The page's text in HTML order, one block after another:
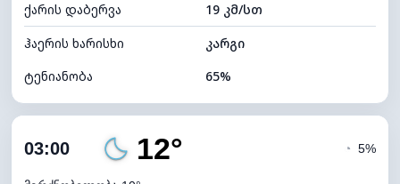
ღრუბლის სიმაღლე 11520 მ
ქარის დაბერვა
19 კმ/სთ
ჰაერის ხარისხი
კარგი
ტენიანობა
65%
ღრუბლიანობა
ნამის წერტილი
03:00 12° ◔ 5%